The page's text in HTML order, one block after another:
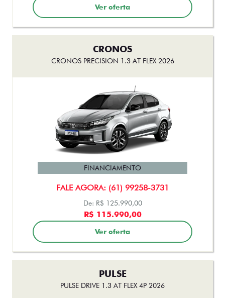
FALE AGORA: (61) 99258-3731
FINANCIAMENTO
De: R$ 119.990,00
Ver oferta
CRONOS
CRONOS PRECISION 1.3 AT FLEX 2026
FALE AGORA: (61) 99258-3731
FINANCIAMENTO
De: R$ 125.990,00